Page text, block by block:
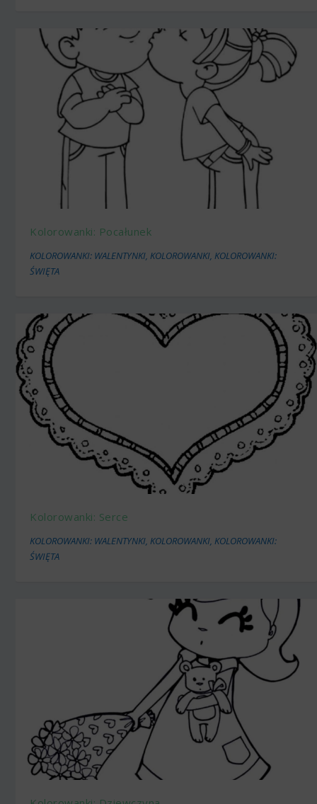
Kolorowanki: Pocałunek
KOLOROWANKI: WALENTYNKI,KOLOROWANKI,KOLOROWANKI:
ŚWIĘTA
Kolorowanki: Serce
KOLOROWANKI: WALENTYNKI,KOLOROWANKI,KOLOROWANKI:
ŚWIĘTA